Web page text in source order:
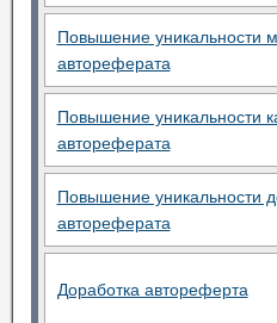
Повышение уникальности
автореферата
Повышение уникальности
автореферата
Повышение уникальности
автореферата
Доработка автореферта